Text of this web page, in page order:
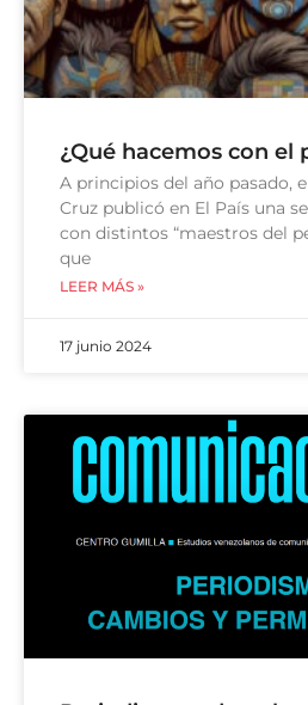
¿Qué hacemos con el
A principios del año pasado,
Cruz publicó en El País una
con distintos “maestros del
que
LEER MÁS »
17 junio 2024